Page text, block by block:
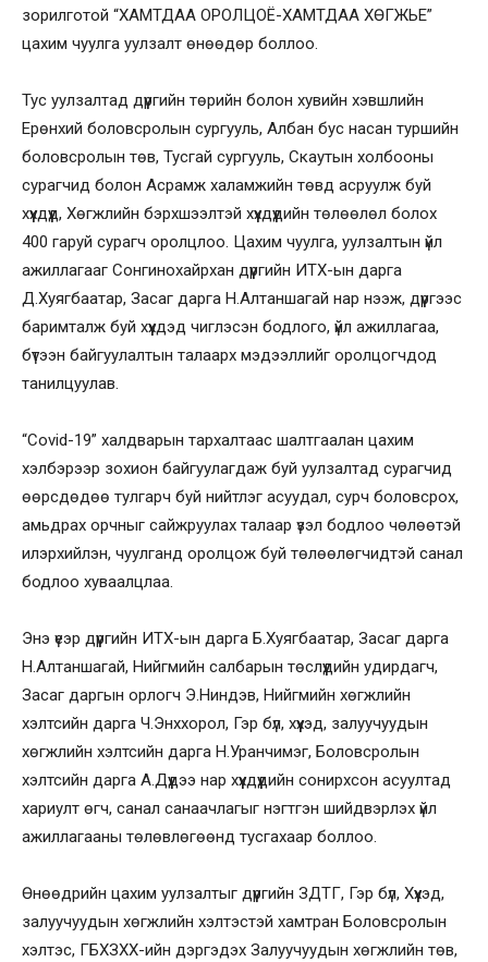
зорилготой “ХАМТДАА ОРОЛЦОЁ-ХАМТДАА ХӨГЖЬЕ”
цахим чуулга уулзалт өнөөдөр боллоо.
Тус уулзалтад дүүргийн төрийн болон хувийн хэвшлийн
Ерөнхий боловсролын сургууль, Албан бус насан туршийн
боловсролын төв, Тусгай сургууль, Скаутын холбооны
сурагчид болон Асрамж халамжийн төвд асруулж буй
хүүхдүүд, Хөгжлийн бэрхшээлтэй хүүхдүүдийн төлөөлөл болох
400 гаруй сурагч оролцлоо. Цахим чуулга, уулзалтын үйл
ажиллагааг Сонгинохайрхан дүүргийн ИТХ-ын дарга
Д.Хуягбаатар, Засаг дарга Н.Алтаншагай нар нээж, дүүргээс
баримталж буй хүүхдэд чиглэсэн бодлого, үйл ажиллагаа,
бүтээн байгуулалтын талаарх мэдээллийг оролцогчдод
танилцуулав.
“Covid-19” халдварын тархалтаас шалтгаалан цахим
хэлбэрээр зохион байгуулагдаж буй уулзалтад сурагчид
өөрсдөдөө тулгарч буй нийтлэг асуудал, сурч боловсрох,
амьдрах орчныг сайжруулах талаар үзэл бодлоо чөлөөтэй
илэрхийлэн, чуулганд оролцож буй төлөөлөгчидтэй санал
бодлоо хуваалцлаа.
Энэ үеэр дүүргийн ИТХ-ын дарга Б.Хуягбаатар, Засаг дарга
Н.Алтаншагай, Нийгмийн салбарын төслүүдийн удирдагч,
Засаг даргын орлогч Э.Ниндэв, Нийгмийн хөгжлийн
хэлтсийн дарга Ч.Энххорол, Гэр бүл, хүүхэд, залуучуудын
хөгжлийн хэлтсийн дарга Н.Уранчимэг, Боловсролын
хэлтсийн дарга А.Дүүдээ нар хүүхдүүдийн сонирхсон асуултад
хариулт өгч, санал санаачлагыг нэгтгэн шийдвэрлэх үйл
ажиллагааны төлөвлөгөөнд тусгахаар боллоо.
Өнөөдрийн цахим уулзалтыг дүүргийн ЗДТГ, Гэр бүл, Хүүхэд,
залуучуудын хөгжлийн хэлтэстэй хамтран Боловсролын
хэлтэс, ГБХЗХХ-ийн дэргэдэх Залуучуудын хөгжлийн төв,